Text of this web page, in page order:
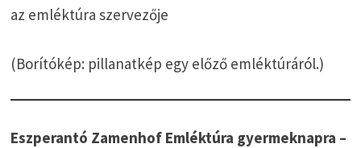
az emléktúra szervezője
(Borítókép: pillanatkép egy előző emléktúráról.)
Eszperantó Zamenhof Emléktúra gyermeknapra –